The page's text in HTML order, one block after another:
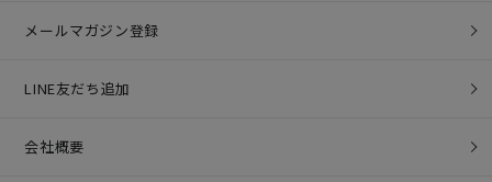
メールマガジン登録
LINE友だち追加
会社概要